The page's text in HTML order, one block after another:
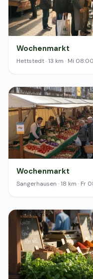
Wochenmarkt
Hettstedt · 13 km · Mi
Wochenmarkt
Sangerhausen · 18 km · Fr